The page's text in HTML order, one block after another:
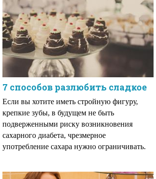
7 способов разлюбить сладкое
Если вы хотите иметь стройную фигуру,
крепкие зубы, в будущем не быть
подверженными риску возникновения
сахарного диабета, чрезмерное
употребление сахара нужно ограничивать.